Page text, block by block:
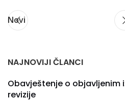
Novi
NAJNOVIJI ČLANCI
Obavještenje o objavljenim
revizije